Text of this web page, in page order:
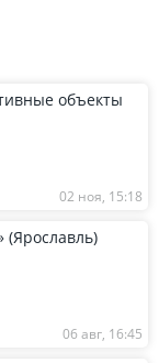
объекты
02 ноя, 15:18
06 авг, 16:45